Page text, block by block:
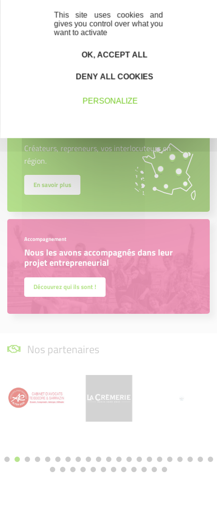
Créateurs, repreneurs, vos interlocuteurs en
région.
En savoir plus
Accompagnement
Nous les avons accompagnés dans leur
projet entrepreneurial
Découvrez qui ils sont !
Nos partenaires
This site uses cookies and
gives you control over what you
want to activate
OK, ACCEPT ALL
DENY ALL COOKIES
PERSONALIZE